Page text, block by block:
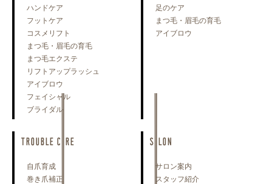
ハンドケア
フットケア
コスメリフト
まつ毛・眉毛の育毛
まつ毛エクステ
リフトアップラッシュ
アイブロウ
フェイシャル
ブライダル
足のケア
まつ毛・眉毛の育毛
アイブロウ
TROUBLE CARE
自爪育成
巻き爪補正
SALON
サロン案内
スタッフ紹介